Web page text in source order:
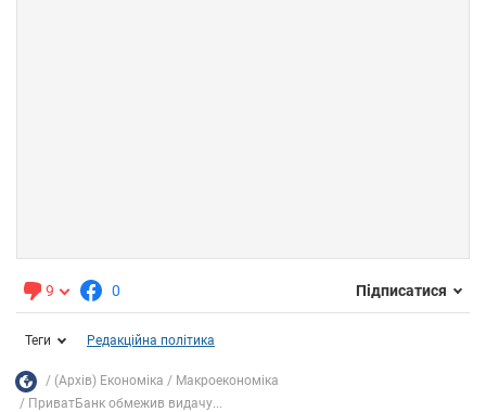
9 0 Підписатися
Теги Редакційна політика
(Архів) Економіка
Mакроекономіка
ПриватБанк обмежив видачу...